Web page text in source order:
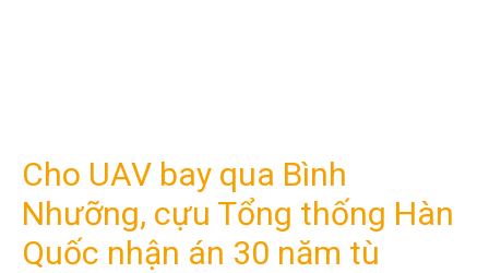
Cho UAV bay qua Bình
Nhưỡng, cựu Tổng thống Hàn
Quốc nhận án 30 năm tù